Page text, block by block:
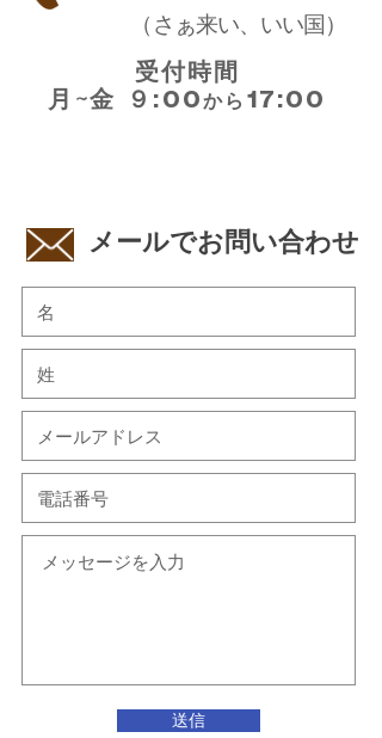
（ さぁ来い、いい国 ）
受付時間
月~金 ９:00から 17:00
​メールでお問い合わせ
送信